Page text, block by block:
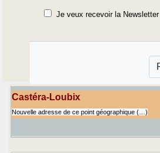
Je veux recevoir la Newsletter
Castéra-Loubix
Nouvelle adresse de ce point géographique (…)